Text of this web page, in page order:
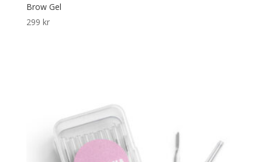
Brow Gel
299 kr